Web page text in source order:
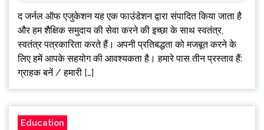
द जर्नल ऑफ एजुकेशन यह एक फाउंडेशन द्वारा संपादित किया जाता है
और हम शैक्षिक समुदाय की सेवा करने की इच्छा के साथ स्वतंत्र,
स्वतंत्र पत्रकारिता करते हैं। अपनी प्रतिबद्धता को मजबूत करने के
लिए हमें आपके सहयोग की आवश्यकता है। हमारे पास तीन प्रस्ताव हैं:
ग्राहक बनें / हमारी […]
Education